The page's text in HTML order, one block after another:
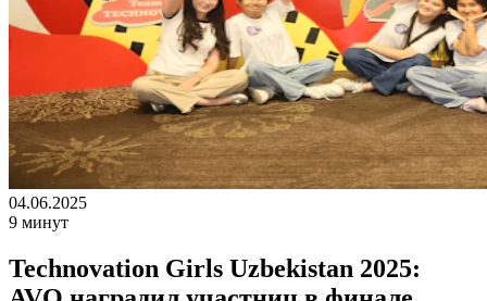
04.06.2025
9 минут
Technovation Girls Uzbekistan 2025: